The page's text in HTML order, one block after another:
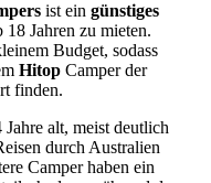
ist ein günstiges
18 Jahren zu mieten.
Budget, sodass
Hitop Camper der
finden.
alt, meist deutlich
durch Australien
Camper haben ein